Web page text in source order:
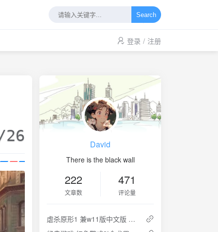
Search
登录 / 注册
26 David
There is the black wall
222
文章数
471
评论量
虐杀原形1 兼w11版中文版 7.8GB 简中汉化 附闪退问题解决方法 网盘下载